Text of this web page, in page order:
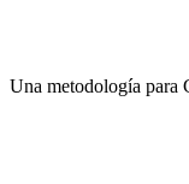
Una metodología para